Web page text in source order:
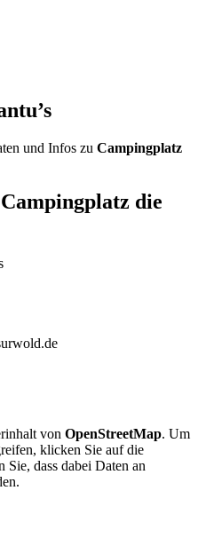
und Infos zu Campingplatz
die
von OpenStreetMap. Um
klicken Sie auf die
Sie, dass dabei Daten an